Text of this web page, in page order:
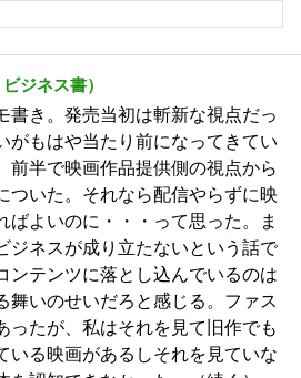
ジネス書）
書き。発売当初は斬新な視点だっ
がもはや当たり前になってきてい
前半で映画作品提供側の視点から
ついた。それなら配信やらずに映
ばよいのに・・・って思った。ま
ジネスが成り立たないという話で
ンテンツに落とし込んでいるのは
舞いのせいだろと感じる。ファス
ったが、私はそれを見て旧作でも
いる映画があるしそれを見ていな